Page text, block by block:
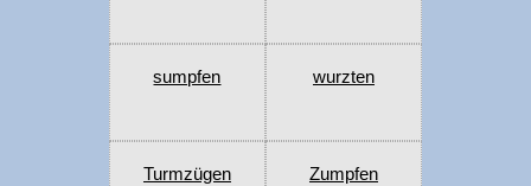
sumpfen wurzten
Turmzügen Zumpfen